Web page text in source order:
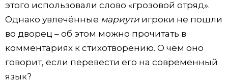
этого использовали слово «грозовой отряд».
Однако увлечённые мариутиигроки не пошли
во дворец – об этом можно прочитать в
комментариях к стихотворению. О чём оно
говорит, если перевести его на современный
язык?